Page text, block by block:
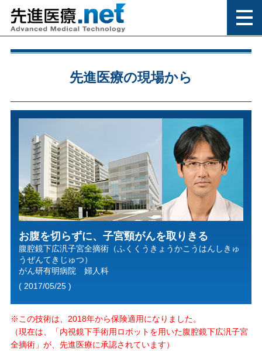
先進医療の現場から
お腹を切らずに、子宮頸がんを取りきる
腹腔鏡下広汎子宮全摘術（ふくくうきょうかこうはんしきゅ
うぜんてきじゅつ）
がん研有明病院 婦人科
( 2017/05/25 )
※この技術は、2018年から保険適用になりました。
（現在は、「内視鏡下手術用ロボットを用いた腹腔鏡下広汎子宮
全摘術」が、先進医療に承認されています）